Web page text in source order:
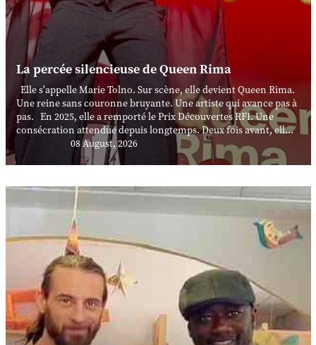
La percée silencieuse de Queen Rima
Elle s'appelle Marie Tolno. Sur scène, elle devient Queen Rima.
Une reine sans couronne bruyante. Une artiste qui avance pas à
pas. En 2025, elle a remporté le Prix Découvertes RFI. Une
consécration attendue depuis longtemps. Deux fois avant, ell...
08 August, 2026